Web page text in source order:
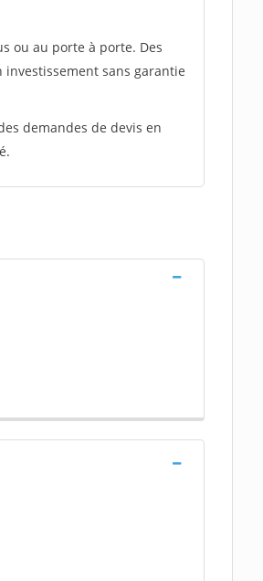
ou au porte à porte. Des
sans garantie
demandes de devis en